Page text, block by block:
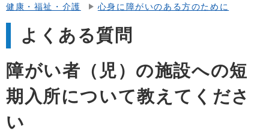
健康・福祉・介護
心身に障がいのある方のために
よくある質問
障がい者（児）の施設への短
期入所について教えてくださ
い